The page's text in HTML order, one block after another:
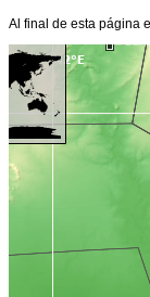
Al final de esta página